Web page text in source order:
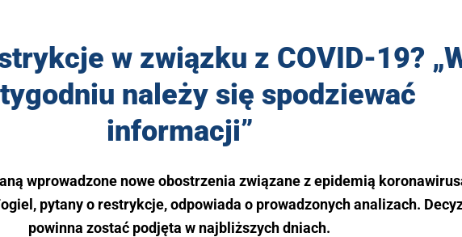
w związku z COVID-19?
należy się spodziewać
informacji”
wprowadzone nowe obostrzenia związane z epidemią
pytany o restrykcje, odpowiada o prowadzonych analizach.
powinna zostać podjęta w najbliższych dniach.